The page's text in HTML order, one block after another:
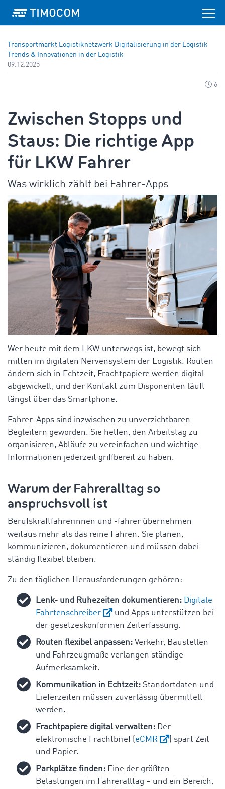
Transportmarkt Logistiknetzwerk Digitalisierung in der Logistik
Trends & Innovationen in der Logistik
09.12.2025
6
Zwischen Stopps und
Staus: Die richtige App
für LKW Fahrer
Was wirklich zählt bei Fahrer-Apps
Wer heute mit dem LKW unterwegs ist, bewegt sich
mitten im digitalen Nervensystem der Logistik. Routen
ändern sich in Echtzeit, Frachtpapiere werden digital
abgewickelt, und der Kontakt zum Disponenten läuft
längst über das Smartphone.
Fahrer-Apps sind inzwischen zu unverzichtbaren
Begleitern geworden. Sie helfen, den Arbeitstag zu
organisieren, Abläufe zu vereinfachen und wichtige
Informationen jederzeit griffbereit zu haben.
Warum der Fahreralltag so
anspruchsvoll ist
Berufskraftfahrerinnen und -fahrer übernehmen
weitaus mehr als das reine Fahren. Sie planen,
kommunizieren, dokumentieren und müssen dabei
ständig flexibel bleiben.
Zu den täglichen Herausforderungen gehören:
Lenk- und Ruhezeiten dokumentieren: Digitale
Fahrtenschreiber
und Apps unterstützen bei
der gesetzeskonformen Zeiterfassung.
Routen flexibel anpassen: Verkehr, Baustellen
und Fahrzeugmaße verlangen ständige
Aufmerksamkeit.
Kommunikation in Echtzeit: Standortdaten und
Lieferzeiten müssen zuverlässig übermittelt
werden.
Frachtpapiere digital verwalten: Der
elektronische Frachtbrief ( eCMR
) spart Zeit
und Papier.
Parkplätze finden: Eine der größten
Belastungen im Fahreralltag – und ein Bereich,